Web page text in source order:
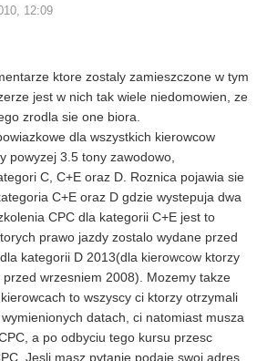
12:09
ktore zostaly zamieszczone w tym
jest w nich tak wiele niedomowien, ze
zrodla sie one biora.
dla wszystkich kierowcow
powyzej 3.5 tony zawodowo,
C, C+E oraz D. Roznica pojawia sie
C+E oraz D gdzie wystepuja dwa
CPC dla kategorii C+E jest to
prawo jazdy zostalo wydane przed
kategorii D 2013(dla kierowcow ktorzy
wrzesniem 2008). Mozemy takze
to wszyscy ci ktorzy otrzymali
datach, ci natomiast musza
a po odbyciu tego kursu przesc
Jesli masz pytanie podaje swoj adres